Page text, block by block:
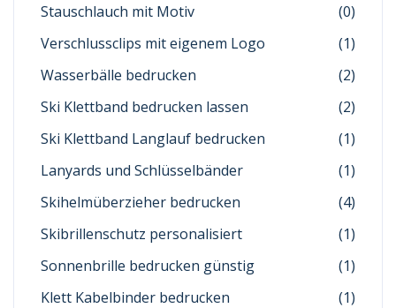
Stauschlauch mit Motiv
(0)
Verschlussclips mit eigenem Logo
(1)
Wasserbälle bedrucken
(2)
Ski Klettband bedrucken lassen
(2)
Ski Klettband Langlauf bedrucken
(1)
Lanyards und Schlüsselbänder
(1)
Skihelmüberzieher bedrucken
(4)
Skibrillenschutz personalisiert
(1)
Sonnenbrille bedrucken günstig
(1)
Klett Kabelbinder bedrucken
(1)